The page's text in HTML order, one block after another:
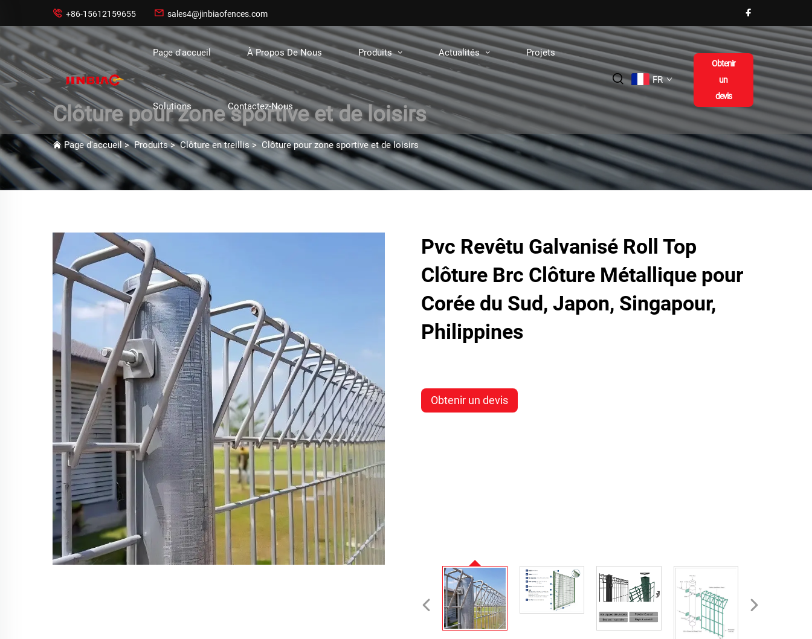
 +86-15612159655  sales4@jinbiaofences.com
Page d'accueil À Propos De Nous Produits Actualités Projets
Solutions Contactez-Nous
FR
Obtenir
un
devis
Clôture pour zone sportive et de loisirs
Page d'accueil>Produits>Clôture en treillis > Clôture pour zone sportive et de loisirs
Pvc Revêtu Galvanisé Roll Top
Clôture Brc Clôture Métallique pour
Corée du Sud, Japon, Singapour,
Philippines
Obtenir un devis